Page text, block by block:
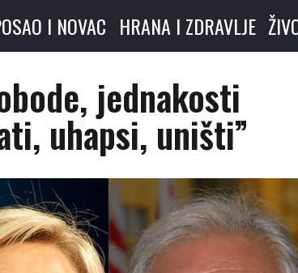
I NOVAC HRANA I ZDRAVLJE
jednakosti
uhapsi, uništi”